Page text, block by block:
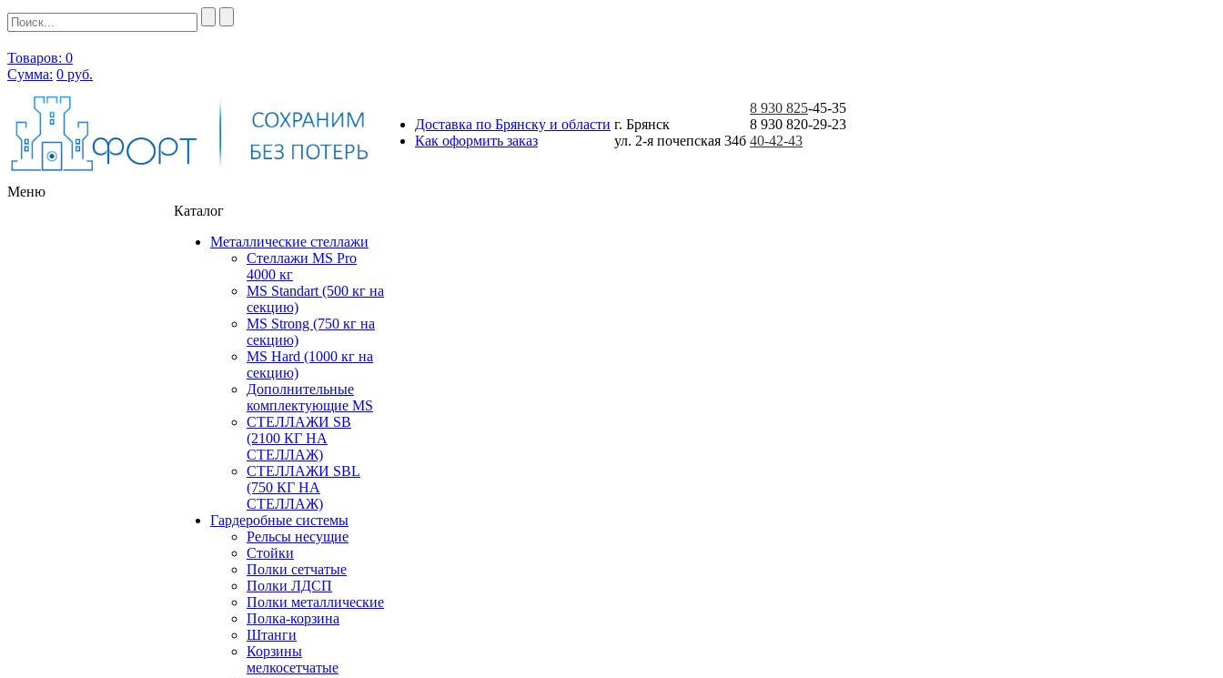
Товаров: 0
Сумма: 0 руб.
Доставка по Брянску и области
Как оформить заказ
г. Брянск
ул. 2-я почепская 34б
8 930 825-45-35
8 930 820-29-23
40-42-43
Меню
Каталог
Металлические стеллажи
Стеллажи MS Pro
4000 кг
MS Standart (500 кг на
секцию)
MS Strong (750 кг на
секцию)
MS Hard (1000 кг на
секцию)
Дополнительные
комплектующие MS
СТЕЛЛАЖИ SB
(2100 КГ НА
СТЕЛЛАЖ)
СТЕЛЛАЖИ SBL
(750 КГ НА
СТЕЛЛАЖ)
Гардеробные системы
Рельсы несущие
Стойки
Полки сетчатые
Полки ЛДСП
Полки металлические
Полка-корзина
Штанги
Корзины
мелкосетчатые